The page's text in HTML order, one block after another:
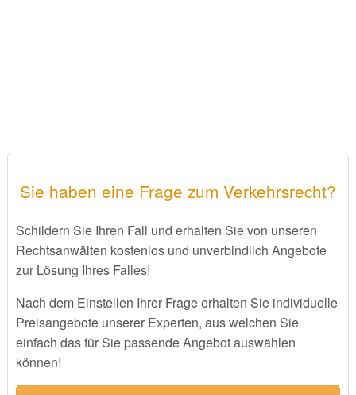
Sie haben eine Frage zum Verkehrsrecht?
Schildern Sie Ihren Fall und erhalten Sie von unseren
Rechtsanwälten kostenlos und unverbindlich Angebote
zur Lösung Ihres Falles!
Nach dem Einstellen Ihrer Frage erhalten Sie individuelle
Preisangebote unserer Experten, aus welchen Sie
einfach das für Sie passende Angebot auswählen
können!